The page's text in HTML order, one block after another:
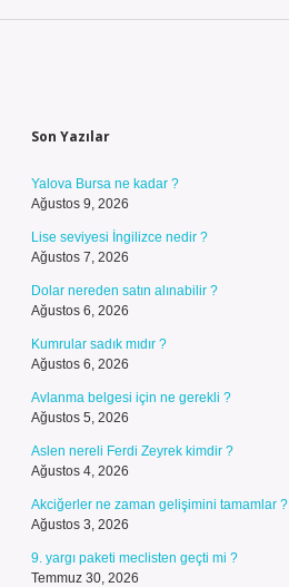
Son Yazılar
Yalova Bursa ne kadar ?
Ağustos 9, 2026
Lise seviyesi İngilizce nedir ?
Ağustos 7, 2026
Dolar nereden satın alınabilir ?
Ağustos 6, 2026
Kumrular sadık mıdır ?
Ağustos 6, 2026
Avlanma belgesi için ne gerekli ?
Ağustos 5, 2026
Aslen nereli Ferdi Zeyrek kimdir ?
Ağustos 4, 2026
Akciğerler ne zaman gelişimini tamamlar ?
Ağustos 3, 2026
9. yargı paketi meclisten geçti mi ?
Temmuz 30, 2026